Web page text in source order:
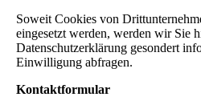
Soweit Cookies von
eingesetzt werden, werden wir Sie
Datenschutzerklärung gesondert
Einwilligung abfragen.
Kontaktformular